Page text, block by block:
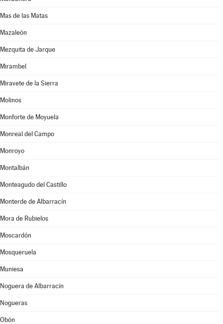
Mas de las Matas
Mazaleón
Mezquita de Jarque
Mirambel
Miravete de la Sierra
Molinos
Monforte de Moyuela
Monreal del Campo
Monroyo
Montalbán
Monteagudo del Castillo
Monterde de Albarracín
Mora de Rubielos
Moscardón
Mosqueruela
Muniesa
Noguera de Albarracín
Nogueras
Obón